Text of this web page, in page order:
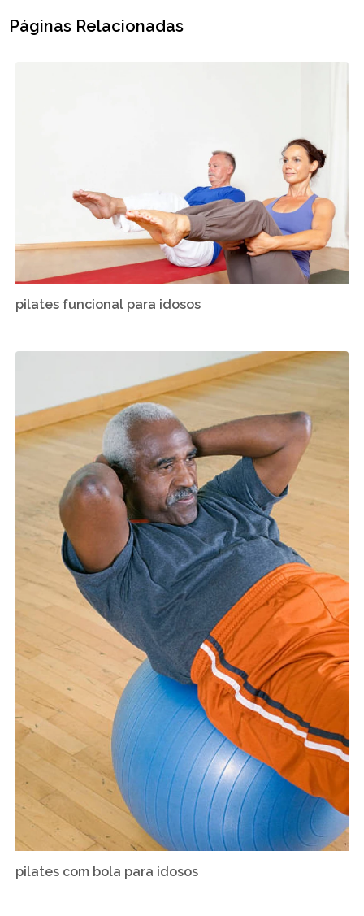
Páginas Relacionadas
pilates funcional para idosos
pilates com bola para idosos